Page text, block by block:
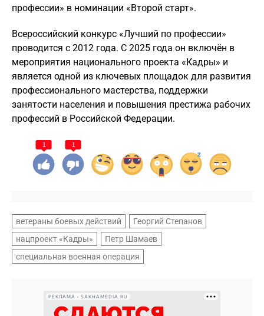
профессии» в номинации «Второй старт».
Всероссийский конкурс «Лучший по профессии»
проводится с 2012 года. С 2025 года он включён в
мероприятия национального проекта «Кадры» и
является одной из ключевых площадок для развития
профессионального мастерства, поддержки
занятости населения и повышения престижа рабочих
профессий в Российской Федерации.
1 1
ветераны боевых действий
Георгий Степанов
нацпроект «Кадры»
Петр Шамаев
специальная военная операция
РЕКЛАМА • SAKHAMEDIA.RU